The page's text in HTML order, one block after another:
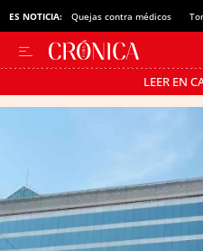
ES NOTICIA: Quejas contra médicos
LEER EN
Pásate al MODO